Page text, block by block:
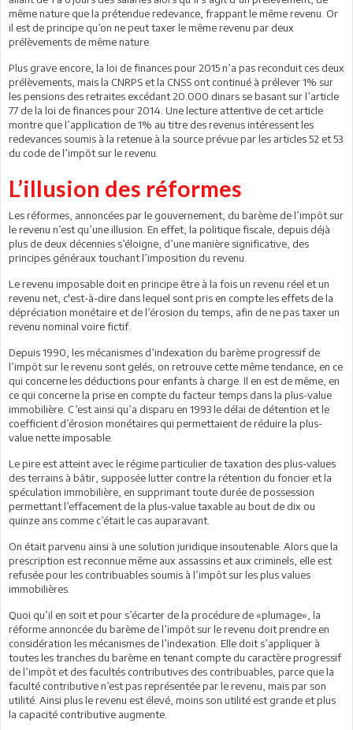
même nature que la prétendue redevance, frappant le même revenu. Or
il est de principe qu’on ne peut taxer le même revenu par deux
prélèvements de même nature.
Plus grave encore, la loi de finances pour 2015 n’a pas reconduit ces deux
prélèvements, mais la CNRPS et la CNSS ont continué à prélever 1% sur
les pensions des retraites excédant 20.000 dinars se basant sur l’article
77 de la loi de finances pour 2014. Une lecture attentive de cet article
montre que l’application de 1% au titre des revenus intéressent les
redevances soumis à la retenue à la source prévue par les articles 52 et 53
du code de l’impôt sur le revenu.
L’illusion des réformes
Les réformes, annoncées par le gouvernement, du barème de l’impôt sur
le revenu n’est qu’une illusion. En effet, la politique fiscale, depuis déjà
plus de deux décennies s’éloigne, d’une manière significative, des
principes généraux touchant l’imposition du revenu.
Le revenu imposable doit en principe être à la fois un revenu réel et un
revenu net, c'est-à-dire dans lequel sont pris en compte les effets de la
dépréciation monétaire et de l’érosion du temps, afin de ne pas taxer un
revenu nominal voire fictif.
Depuis 1990, les mécanismes d’indexation du barème progressif de
l’impôt sur le revenu sont gelés, on retrouve cette même tendance, en ce
qui concerne les déductions pour enfants à charge. Il en est de même, en
ce qui concerne la prise en compte du facteur temps dans la plus-value
immobilière. C’est ainsi qu’a disparu en 1993 le délai de détention et le
coefficient d’érosion monétaires qui permettaient de réduire la plus-
value nette imposable.
Le pire est atteint avec le régime particulier de taxation des plus-values
des terrains à bâtir, supposée lutter contre la rétention du foncier et la
spéculation immobilière, en supprimant toute durée de possession
permettant l’effacement de la plus-value taxable au bout de dix ou
quinze ans comme c’était le cas auparavant.
On était parvenu ainsi à une solution juridique insoutenable. Alors que la
prescription est reconnue même aux assassins et aux criminels, elle est
refusée pour les contribuables soumis à l’impôt sur les plus values
immobilières.
Quoi qu’il en soit et pour s’écarter de la procédure de «plumage», la
réforme annoncée du barème de l’impôt sur le revenu doit prendre en
considération les mécanismes de l’indexation. Elle doit s’appliquer à
toutes les tranches du barème en tenant compte du caractère progressif
de l’impôt et des facultés contributives des contribuables, parce que la
faculté contributive n’est pas représentée par le revenu, mais par son
utilité. Ainsi plus le revenu est élevé, moins son utilité est grande et plus
la capacité contributive augmente.